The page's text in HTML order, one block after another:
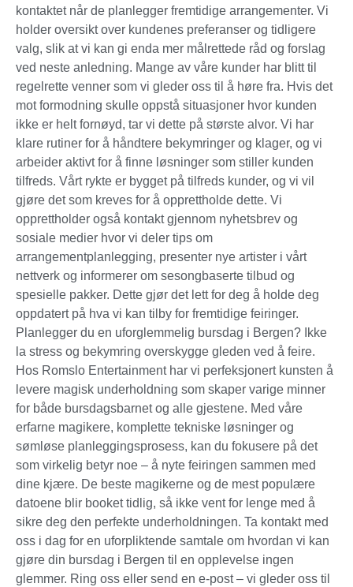
kontaktet når de planlegger fremtidige arrangementer. Vi
holder oversikt over kundenes preferanser og tidligere
valg, slik at vi kan gi enda mer målrettede råd og forslag
ved neste anledning. Mange av våre kunder har blitt til
regelrette venner som vi gleder oss til å høre fra. Hvis det
mot formodning skulle oppstå situasjoner hvor kunden
ikke er helt fornøyd, tar vi dette på største alvor. Vi har
klare rutiner for å håndtere bekymringer og klager, og vi
arbeider aktivt for å finne løsninger som stiller kunden
tilfreds. Vårt rykte er bygget på tilfreds kunder, og vi vil
gjøre det som kreves for å opprettholde dette. Vi
opprettholder også kontakt gjennom nyhetsbrev og
sosiale medier hvor vi deler tips om
arrangementplanlegging, presenter nye artister i vårt
nettverk og informerer om sesongbaserte tilbud og
spesielle pakker. Dette gjør det lett for deg å holde deg
oppdatert på hva vi kan tilby for fremtidige feiringer.
Planlegger du en uforglemmelig bursdag i Bergen? Ikke
la stress og bekymring overskygge gleden ved å feire.
Hos Romslo Entertainment har vi perfeksjonert kunsten å
levere magisk underholdning som skaper varige minner
for både bursdagsbarnet og alle gjestene. Med våre
erfarne magikere, komplette tekniske løsninger og
sømløse planleggingsprosess, kan du fokusere på det
som virkelig betyr noe – å nyte feiringen sammen med
dine kjære. De beste magikerne og de mest populære
datoene blir booket tidlig, så ikke vent for lenge med å
sikre deg den perfekte underholdningen. Ta kontakt med
oss i dag for en uforpliktende samtale om hvordan vi kan
gjøre din bursdag i Bergen til en opplevelse ingen
glemmer. Ring oss eller send en e-post – vi gleder oss til